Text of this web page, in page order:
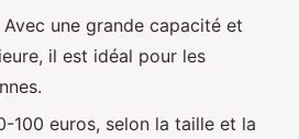
Avec une grande capacité et
il est idéal pour les
100 euros, selon la taille et la